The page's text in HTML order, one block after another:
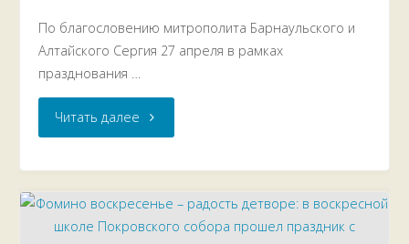
По благословению митрополита Барнаульского и
Алтайского Сергия 27 апреля в рамках
празднования …
Читать далее"Конкурс
церковнославянском